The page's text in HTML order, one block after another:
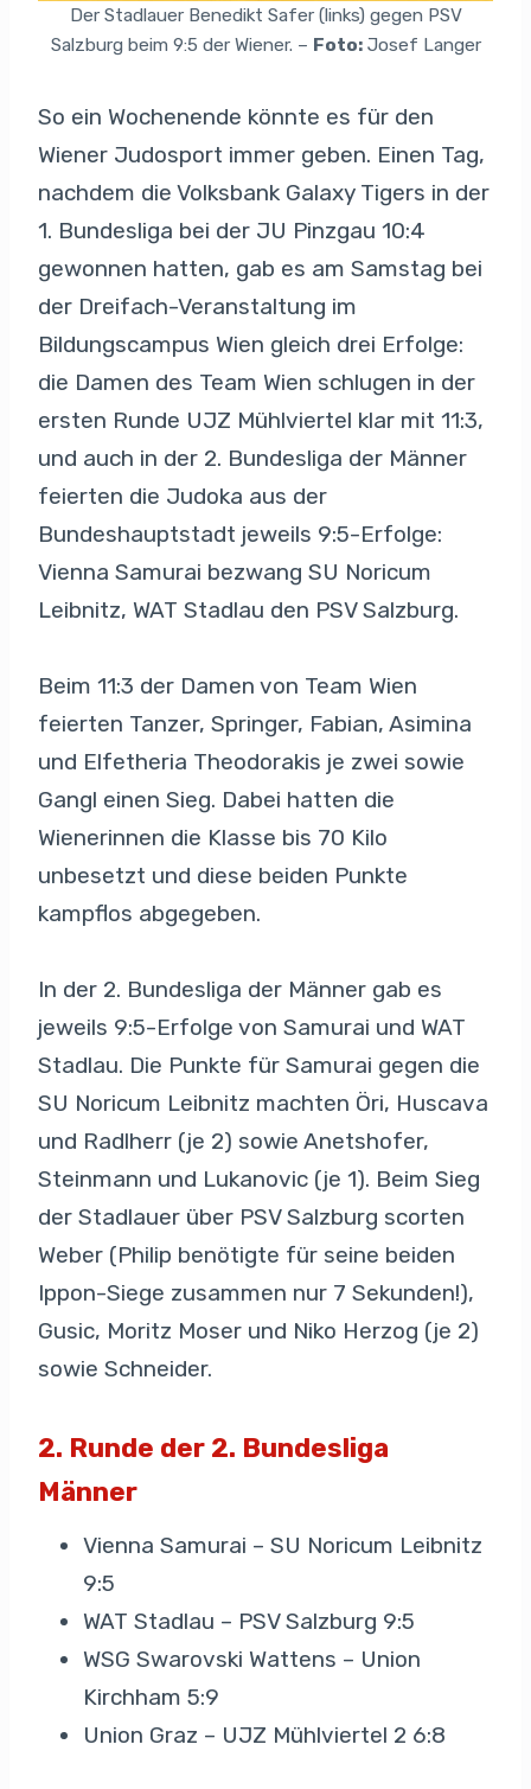
Der Stadlauer Benedikt Safer (links) gegen PSV
Salzburg beim 9:5 der Wiener. – Foto: Josef Langer
So ein Wochenende könnte es für den
Wiener Judosport immer geben. Einen Tag,
nachdem die Volksbank Galaxy Tigers in der
1. Bundesliga bei der JU Pinzgau 10:4
gewonnen hatten, gab es am Samstag bei
der Dreifach-Veranstaltung im
Bildungscampus Wien gleich drei Erfolge:
die Damen des Team Wien schlugen in der
ersten Runde UJZ Mühlviertel klar mit 11:3,
und auch in der 2. Bundesliga der Männer
feierten die Judoka aus der
Bundeshauptstadt jeweils 9:5-Erfolge:
Vienna Samurai bezwang SU Noricum
Leibnitz, WAT Stadlau den PSV Salzburg.
Beim 11:3 der Damen von Team Wien
feierten Tanzer, Springer, Fabian, Asimina
und Elfetheria Theodorakis je zwei sowie
Gangl einen Sieg. Dabei hatten die
Wienerinnen die Klasse bis 70 Kilo
unbesetzt und diese beiden Punkte
kampflos abgegeben.
In der 2. Bundesliga der Männer gab es
jeweils 9:5-Erfolge von Samurai und WAT
Stadlau. Die Punkte für Samurai gegen die
SU Noricum Leibnitz machten Öri, Huscava
und Radlherr (je 2) sowie Anetshofer,
Steinmann und Lukanovic (je 1). Beim Sieg
der Stadlauer über PSV Salzburg scorten
Weber (Philip benötigte für seine beiden
Ippon-Siege zusammen nur 7 Sekunden!),
Gusic, Moritz Moser und Niko Herzog (je 2)
sowie Schneider.
2. Runde der 2. Bundesliga
Männer
Vienna Samurai – SU Noricum Leibnitz
9:5
WAT Stadlau – PSV Salzburg 9:5
WSG Swarovski Wattens – Union
Kirchham 5:9
Union Graz – UJZ Mühlviertel 2 6:8